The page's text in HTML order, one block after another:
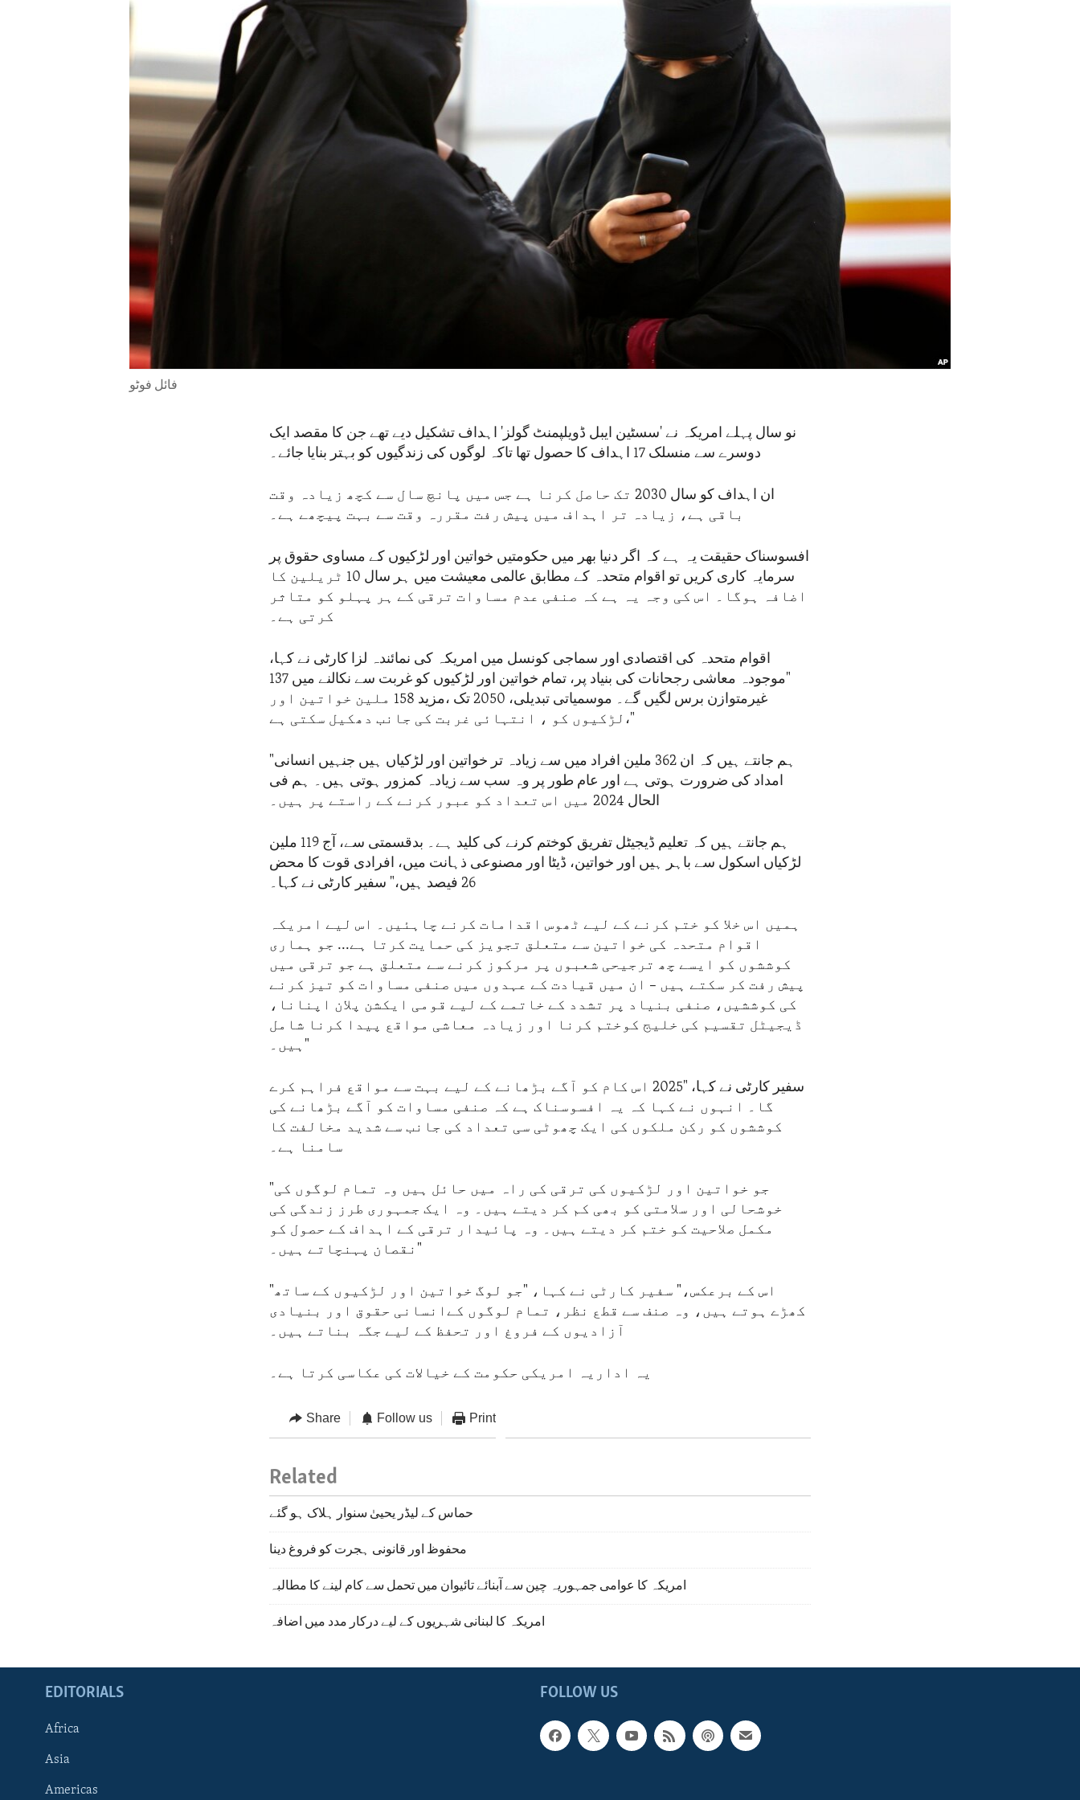
فائل فوٹو
نو سال پہلے امریکہ نے 'سسٹین ایبل ڈویلپمنٹ گولز' اہداف تشکیل دیے تھے جن کا مقصد ایک
دوسرے سے منسلک 17 اہداف کا حصول تھا تاکہ لوگوں کی زندگیوں کو بہتر بنایا جائے۔
ان اہداف کو سال 2030 تک حاصل کرنا ہے جس میں پانچ سال سے کچھ زیادہ وقت
باقی ہے، زیادہ تر اہداف میں پیش رفت مقررہ وقت سے بہت پیچھے ہے۔
افسوسناک حقیقت یہ ہے کہ اگر دنیا بھر میں حکومتیں خواتین اور لڑکیوں کے مساوی حقوق پر
سرمایہ کاری کریں تو اقوام متحدہ کے مطابق عالمی معیشت میں ہر سال 10 ٹریلین کا
اضافہ ہوگا۔ اس کی وجہ یہ ہے کہ صنفی عدم مساوات ترقی کے ہر پہلو کو متاثر
کرتی ہے۔
اقوام متحدہ کی اقتصادی اور سماجی کونسل میں امریکہ کی نمائندہ لزا کارٹی نے کہا،
"موجودہ معاشی رجحانات کی بنیاد پر، تمام خواتین اور لڑکیوں کو غربت سے نکالنے میں 137
غیرمتوازن برس لگیں گے۔ موسمیاتی تبدیلی، 2050 تک ،مزید 158 ملین خواتین اور
لڑکیوں کو ، انتہائی غربت کی جانب دھکیل سکتی ہے،"
"ہم جانتے ہیں کہ ان 362 ملین افراد میں سے زیادہ تر خواتین اور لڑکیاں ہیں جنہیں انسانی
امداد کی ضرورت ہوتی ہے اور عام طور پر وہ سب سے زیادہ کمزور ہوتی ہیں۔ ہم فی
الحال 2024 میں اس تعداد کو عبور کرنے کے راستے پر ہیں۔
ہم جانتے ہیں کہ تعلیم ڈیجیٹل تفریق کوختم کرنے کی کلید ہے۔ بدقسمتی سے، آج 119 ملین
لڑکیاں اسکول سے باہر ہیں اور خواتین، ڈیٹا اور مصنوعی ذہانت میں، افرادی قوت کا محض
26 فیصد ہیں،" سفیر کارٹی نے کہا۔
ہمیں اس خلا کو ختم کرنے کے لیے ٹھوس اقدامات کرنے چاہئیں۔ اس لیے امریکہ
اقوام متحدہ کی خواتین سے متعلق تجویز کی حمایت کرتا ہے... جو ہماری
کوششوں کو ایسے چھ ترجیحی شعبوں پر مرکوز کرنے سے متعلق ہے جو ترقی میں
پیش رفت کر سکتے ہیں – ان میں قیادت کے عہدوں میں صنفی مساوات کو تیز کرنے
کی کوششیں، صنفی بنیاد پر تشدد کے خاتمے کے لیے قومی ایکشن پلان اپنانا،
ڈیجیٹل تقسیم کی خلیج کوختم کرنا اور زیادہ معاشی مواقع پیدا کرنا شامل
ہیں۔"
سفیر کارٹی نے کہا، "2025 اس کام کو آگے بڑھانے کے لیے بہت سے مواقع فراہم کرے
گا۔ انہوں نے کہا کہ یہ افسوسناک ہے کہ صنفی مساوات کو آگے بڑھانے کی
کوششوں کو رکن ملکوں کی ایک چھوٹی سی تعداد کی جانب سے شدید مخالفت کا
سامنا ہے۔
"جو خواتین اور لڑکیوں کی ترقی کی راہ میں حائل ہیں وہ تمام لوگوں کی
خوشحالی اور سلامتی کو بھی کم کر دیتے ہیں۔ وہ ایک جمہوری طرز زندگی کی
مکمل صلاحیت کو ختم کر دیتے ہیں۔ وہ پائیدار ترقی کے اہداف کے حصول کو
نقصان پہنچاتے ہیں۔"
"اس کے برعکس،" سفیر کارٹی نے کہا، "جو لوگ خواتین اور لڑکیوں کے ساتھ
کھڑے ہوتے ہیں، وہ صنف سے قطع نظر، تمام لوگوں کےانسانی حقوق اور بنیادی
آزادیوں کے فروغ اور تحفظ کے لیے جگہ بناتے ہیں۔
یہ اداریہ امریکی حکومت کے خیالات کی عکاسی کرتا ہے۔
Share Follow us Print
Related
حماس کے لیڈر یحییٰ سنوار ہلاک ہو گئے
محفوظ اور قانونی ہجرت کو فروغ دینا
امریکہ کا عوامی جمہوریہ چین سے آبنائے تائیوان میں تحمل سے کام لینے کا مطالبہ
امریکہ کا لبنانی شہریوں کے لیے درکار مدد میں اضافہ
FOLLOW US
EDITORIALS
Africa
Asia
Americas